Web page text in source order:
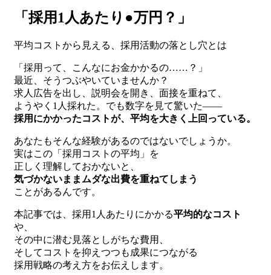
「採用1人あたり●万円？」
平均コストから見える、採用活動の落とし穴とは
「採用って、こんなにお金かかるの……？」
最近、そうつぶやいていませんか？
求人広告を出し、説明会を開き、面接を重ねて、
ようやく1人採れた。でも数字を見て驚いた——
採用にかかったコストが、平均を大きく上回っている。
あなたもそんな経験があるのではないでしょうか。
実はこの「採用コストの平均」を
正しく理解しておかないと、
気づかないままムダな出費を重ねてしまう
ことがあるんです。
本記事では、採用1人あたりにかかる平均的なコスト
や、
その中に潜む見落としがちな費用、
そしてコストを抑えつつも成果につながる
採用戦略の考え方をお伝えします。